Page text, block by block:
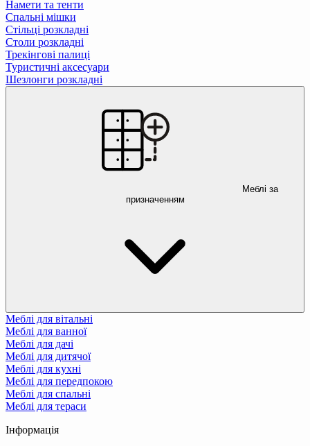
Намети та тенти
Спальні мішки
Стільці розкладні
Столи розкладні
Трекінгові палиці
Туристичні аксесуари
Шезлонги розкладні
Меблі за
призначенням
Меблі для вітальні
Меблі для ванної
Меблі для дачі
Меблі для дитячої
Меблі для кухні
Меблі для передпокою
Меблі для спальні
Меблі для тераси
Інформація